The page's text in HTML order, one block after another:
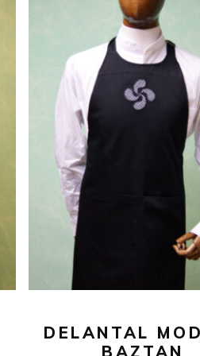
AÑADIR AL CARRITO
DELANTAL
BAZTAN